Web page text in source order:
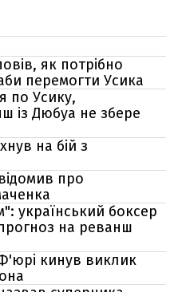
як потрібно
перемогти Усика
по Усику,
із Дюбуа не збере
на бій з
про
український боксер
на реванш
кинув виклик